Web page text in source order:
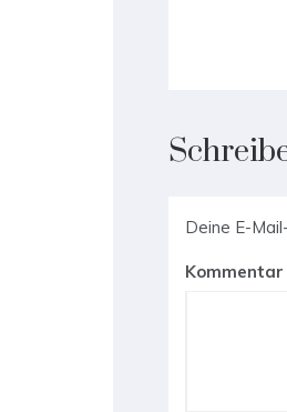
Deine E-
Kommentar